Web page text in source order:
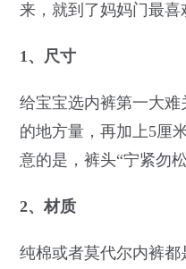
来，就到了妈妈门最
1、尺寸
给宝宝选内裤第一大
的地方量，再加上5厘
意的是，裤头“宁紧勿松
2、材质
纯棉或者莫代尔内裤